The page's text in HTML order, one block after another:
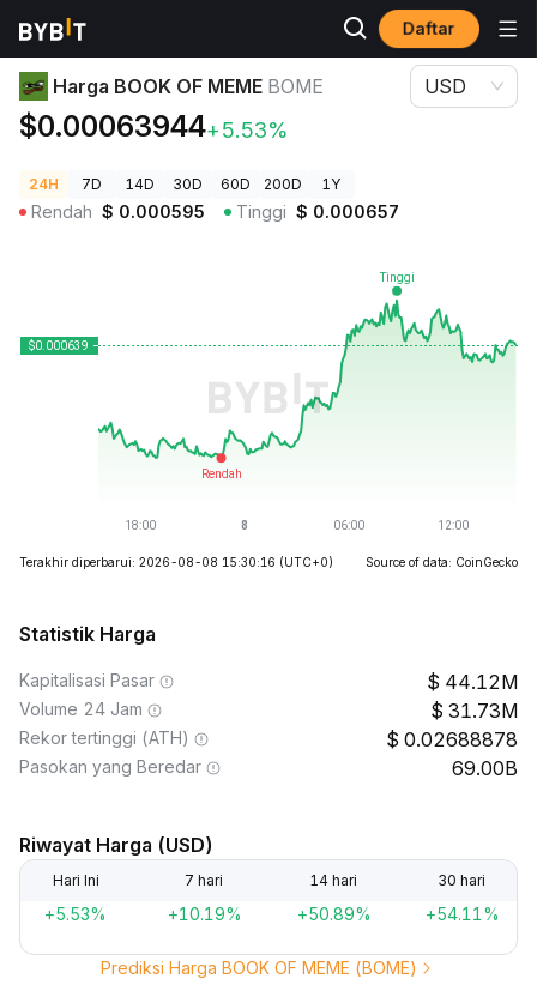
Daftar
Harga Kripto
Harga BOOK OF MEME BOME
$0.00063944+5.53%
USD
24H 7D 14D 30D 60D 200D 1Y
Rendah $ 0.000595 Tinggi $ 0.000657
Terakhir diperbarui: 2026-08-08 15:30:16 (UTC+0) Source of data: CoinGecko
Statistik Harga
Kapitalisasi Pasar 44.12M
Volume 24 Jam 31.73M
Rekor tertinggi (ATH) 0.02688878
Pasokan yang Beredar 69.00B
Riwayat Harga (USD)
Hari Ini 7 hari 14 hari 30 hari
+5.53% +10.19% +50.89% +54.11%
Prediksi Harga BOOK OF MEME (BOME)